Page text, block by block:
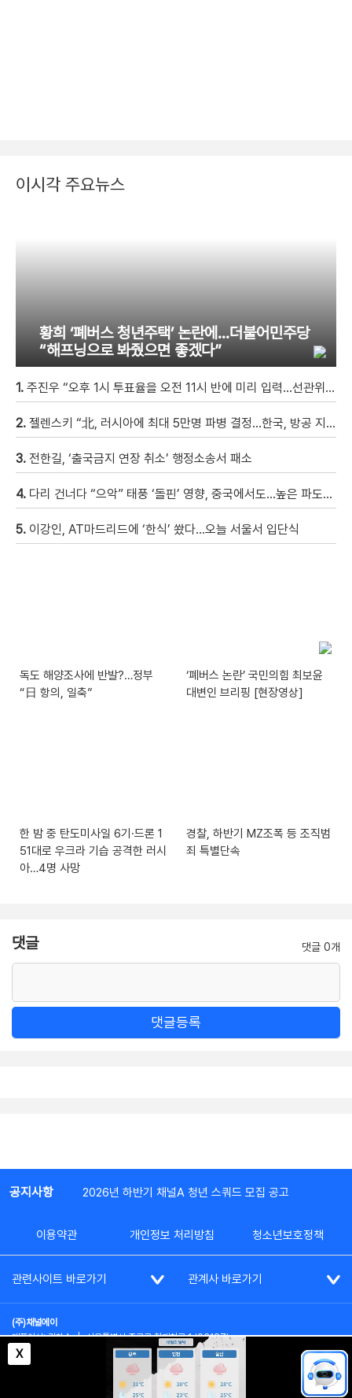
이시각 주요뉴스
황희 ‘폐버스 청년주택’ 논란에…더불어민주당
“해프닝으로 봐줬으면 좋겠다”
1. 주진우 “오후 1시 투표율을 오전 11시 반에 미리 입력…선관위 ‘타임머신 조작‘” [현장영상]
2. 젤렌스키 “北, 러시아에 최대 5만명 파병 결정…한국, 방공 지원해달라”
3. 전한길, ‘출국금지 연장 취소’ 행정소송서 패소
4. 다리 건너다 “으악” 태풍 ‘돌핀’ 영향, 중국에서도…높은 파도에 휩쓸려 9세 아이 실종 [현장영상]
5. 이강인, AT마드리드에 ‘한식’ 쐈다…오늘 서울서 입단식
독도 해양조사에 반발?…정부
“日 항의, 일축”
‘폐버스 논란’ 국민의힘 최보윤
대변인 브리핑 [현장영상]
한 밤 중 탄도미사일 6기·드론 1
51대로 우크라 기습 공격한 러시
아…4명 사망
경찰, 하반기 MZ조폭 등 조직범
죄 특별단속
댓글 댓글 0개
댓글등록
X
공지사항 2026년 하반기 채널A 청년 스쿼드 모집 공고
이용약관 개인정보 처리방침 청소년보호정책
관련사이트 바로가기 관계사 바로가기
(주)채널에이
대표이사: 김차수 | 서울특별시 종로구 청계천로 1 (03187)
부가통신사업신고: 022357호 | 사업자등록번호: 101-86-62787
대표전화: (02)2020-3114
시청자상담실: (02)2020-3100
통신판매업신고: 제2012-서울종로-0195호